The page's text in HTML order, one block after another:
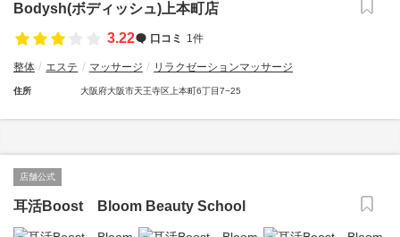
Bodysh(ボディッシュ)上本町店
3.22
口コミ 1件
整体 エステ マッサージ リラクゼーションマッサージ
住所 大阪府大阪市天王寺区上本町6丁目7−25
店舗公式
耳活Boost Bloom Beauty School